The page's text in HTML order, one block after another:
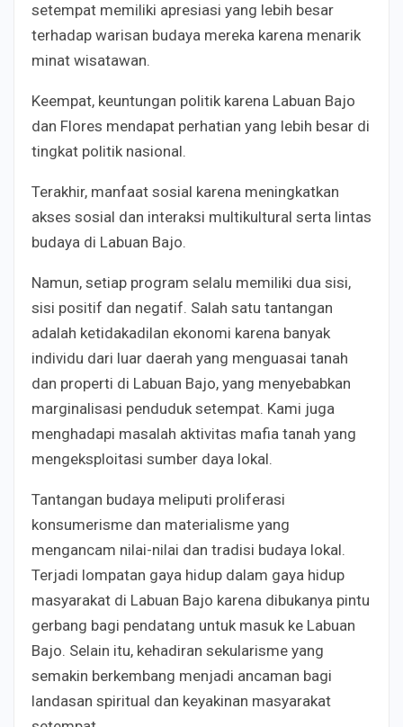
setempat memiliki apresiasi yang lebih besar
terhadap warisan budaya mereka karena menarik
minat wisatawan.
Keempat, keuntungan politik karena Labuan Bajo
dan Flores mendapat perhatian yang lebih besar di
tingkat politik nasional.
Terakhir, manfaat sosial karena meningkatkan
akses sosial dan interaksi multikultural serta lintas
budaya di Labuan Bajo.
Namun, setiap program selalu memiliki dua sisi,
sisi positif dan negatif. Salah satu tantangan
adalah ketidakadilan ekonomi karena banyak
individu dari luar daerah yang menguasai tanah
dan properti di Labuan Bajo, yang menyebabkan
marginalisasi penduduk setempat. Kami juga
menghadapi masalah aktivitas mafia tanah yang
mengeksploitasi sumber daya lokal.
Tantangan budaya meliputi proliferasi
konsumerisme dan materialisme yang
mengancam nilai-nilai dan tradisi budaya lokal.
Terjadi lompatan gaya hidup dalam gaya hidup
masyarakat di Labuan Bajo karena dibukanya pintu
gerbang bagi pendatang untuk masuk ke Labuan
Bajo. Selain itu, kehadiran sekularisme yang
semakin berkembang menjadi ancaman bagi
landasan spiritual dan keyakinan masyarakat